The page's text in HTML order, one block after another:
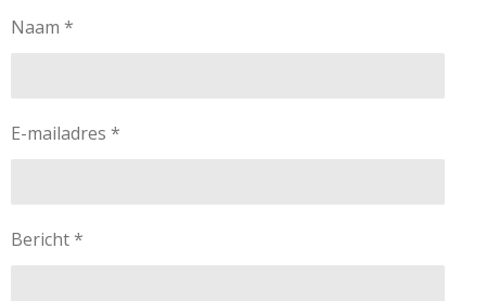
Naam *
E-mailadres *
Bericht *